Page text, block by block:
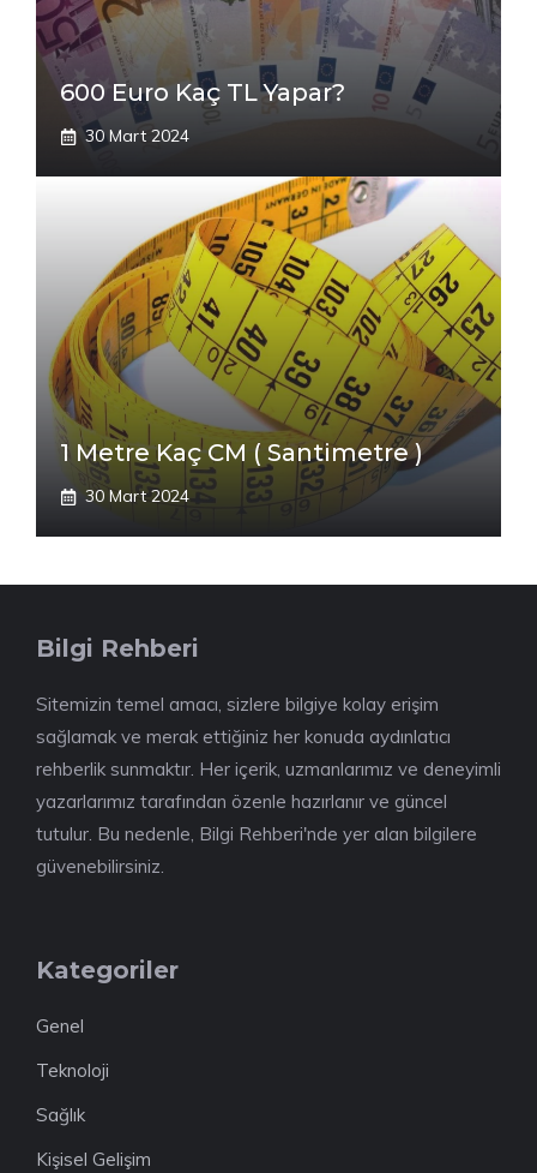
600 Euro Kaç TL Yapar?
30 Mart 2024
1 Metre Kaç CM ( Santimetre )
30 Mart 2024
Bilgi Rehberi
Sitemizin temel amacı, sizlere bilgiye kolay erişim
sağlamak ve merak ettiğiniz her konuda aydınlatıcı
rehberlik sunmaktır. Her içerik, uzmanlarımız ve deneyimli
yazarlarımız tarafından özenle hazırlanır ve güncel
tutulur. Bu nedenle, Bilgi Rehberi'nde yer alan bilgilere
güvenebilirsiniz.
Kategoriler
Genel
Teknoloji
Sağlık
Kişisel Gelişim